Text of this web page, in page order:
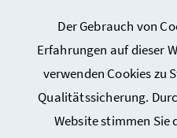
Der Gebrauch von
Erfahrungen auf dieser
verwenden Cookies zu
Qualitätssicherung.
Website stimmen Sie
Quicklinks